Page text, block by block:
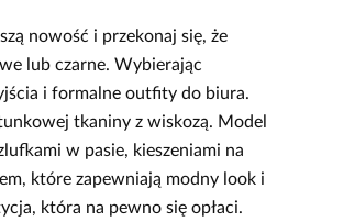
nowość i przekonaj się, że
lub czarne. Wybierając
i formalne outfity do biura.
tkaniny z wiskozą. Model
w pasie, kieszeniami na
które zapewniają modny look i
która na pewno się opłaci.